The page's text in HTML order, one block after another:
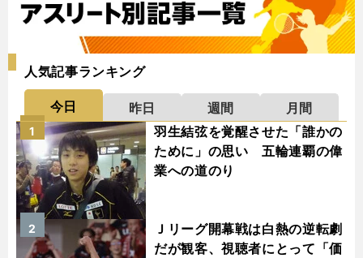
人気記事ランキング
今日 昨日 週間
月間
羽生結弦を覚醒させた「誰かの
ために」の思い 五輪連覇の偉
業への道のり
1
Ｊリーグ開幕戦は白熱の逆転劇
だが観客、視聴者にとって「価
2